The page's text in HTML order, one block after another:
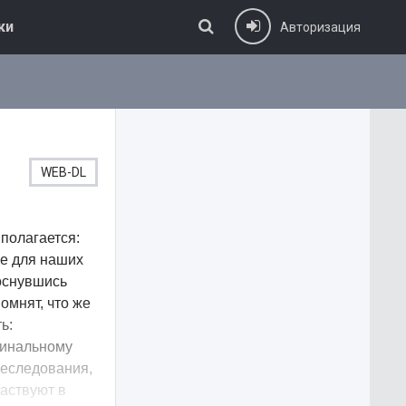
Авторизация
WEB-DL
для наших
что же
в